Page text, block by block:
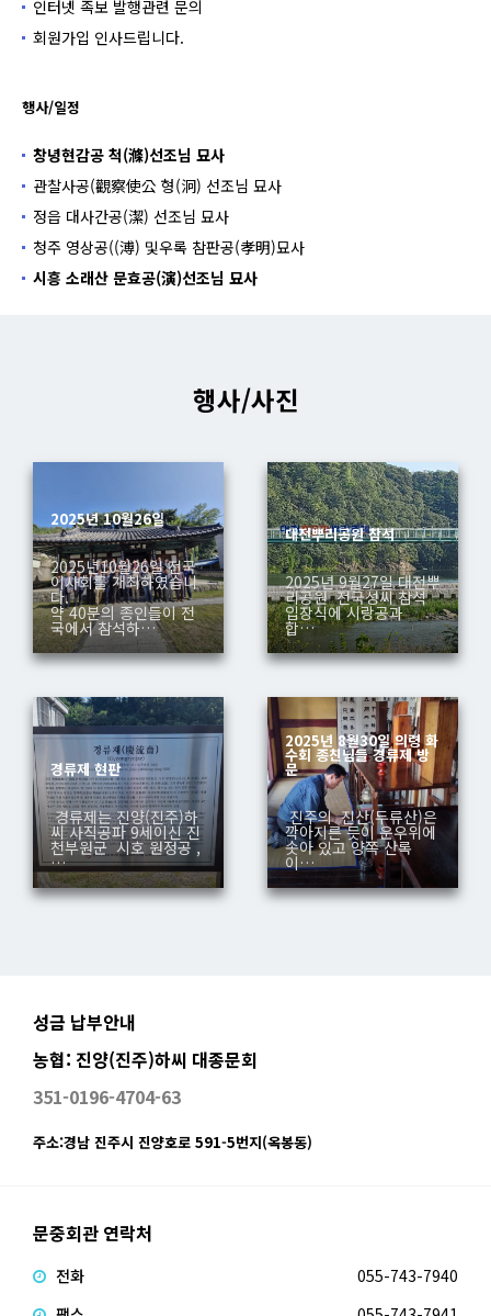
인터넷 족보 발행관련 문의
회원가입 인사드립니다.
행사/일정
창녕현감공 척(滌)선조님 묘사
관찰사공(觀察使公 형(泂) 선조님 묘사
정읍 대사간공(潔) 선조님 묘사
청주 영상공((溥) 및우록 참판공(孝明)묘사
시흥 소래산 문효공(演)선조님 묘사
행사/사진
2025년 10월26일
2025년10월26일 전국
이사회를 개최하였습니
다.
약 40분의 종인들이 전
국에서 참석하…
대전뿌리공원 참석
2025년 9월27일 대전뿌
리공원 전국성씨 참석
입장식에 시랑공과
합…
경류제 현판
경류제는 진양(진주)하
씨 사직공파 9세이신 진
천부원군 시호 원정공 ,
…
2025년 8월30일 의령 화
수회 종친님들 경류제 방
문
진주의 진산(두류산)은
깍아지른 듯이 운우위에
솟아 있고 양쪽 산록
이…
성금 납부안내
농협: 진양(진주)하씨 대종문회
351-0196-4704-63
주소:경남 진주시 진양호로 591-5번지(옥봉동)
문중회관 연락처
전화
055-743-7940